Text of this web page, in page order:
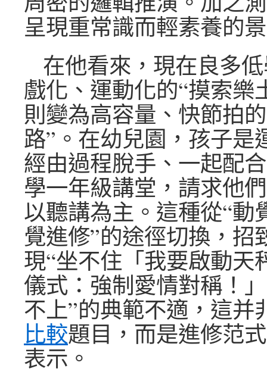
呈現重常識而輕素養的
在他看來，現在良多
戲化、運動化的“摸索樂
則變為高容量、快節拍
路”。在幼兒園，孩子是
經由過程脫手、一起配
學一年級講堂，請求他
以聽講為主。這種從“動
覺進修”的途徑切換，招
現“坐不住「我要啟動天
儀式：強制愛情對稱！
不上”的典範不適，這并
比較題目，而是進修范
表示。